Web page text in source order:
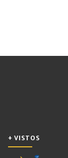
+ VISTOS